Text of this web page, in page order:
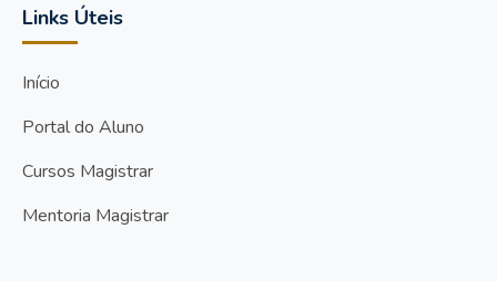
Links Úteis
Início
Portal do Aluno
Cursos Magistrar
Mentoria Magistrar